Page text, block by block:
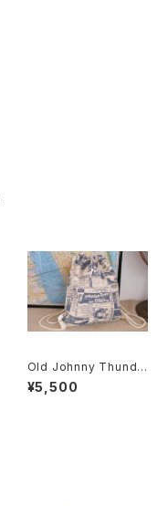
Old Johnny Thunde
rs newspaper print
ed canvas Knapsac
¥5,500